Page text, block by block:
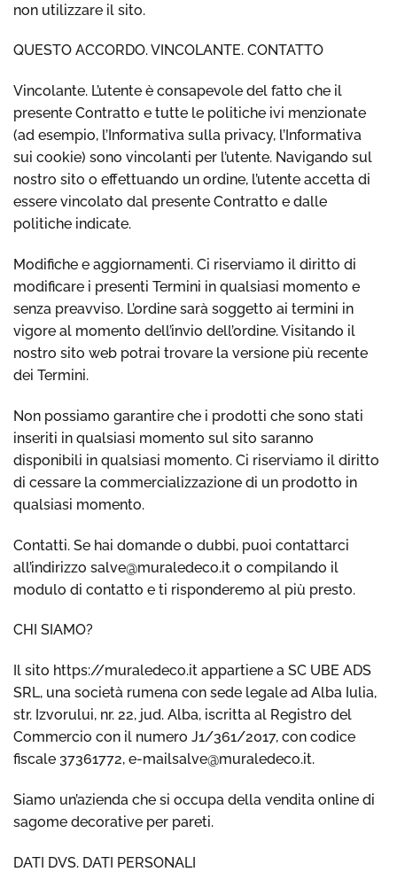
non utilizzare il sito.
QUESTO ACCORDO. VINCOLANTE. CONTATTO
Vincolante. L’utente è consapevole del fatto che il
presente Contratto e tutte le politiche ivi menzionate
(ad esempio, l’Informativa sulla privacy, l’Informativa
sui cookie) sono vincolanti per l’utente. Navigando sul
nostro sito o effettuando un ordine, l’utente accetta di
essere vincolato dal presente Contratto e dalle
politiche indicate.
Modifiche e aggiornamenti. Ci riserviamo il diritto di
modificare i presenti Termini in qualsiasi momento e
senza preavviso. L’ordine sarà soggetto ai termini in
vigore al momento dell’invio dell’ordine. Visitando il
nostro sito web potrai trovare la versione più recente
dei Termini.
Non possiamo garantire che i prodotti che sono stati
inseriti in qualsiasi momento sul sito saranno
disponibili in qualsiasi momento. Ci riserviamo il diritto
di cessare la commercializzazione di un prodotto in
qualsiasi momento.
Contatti. Se hai domande o dubbi, puoi contattarci
all’indirizzo salve@muraledeco.it o compilando il
modulo di contatto e ti risponderemo al più presto.
CHI SIAMO?
Il sito https://muraledeco.it appartiene a SC UBE ADS
SRL, una società rumena con sede legale ad Alba Iulia,
str. Izvorului, nr. 22, jud. Alba, iscritta al Registro del
Commercio con il numero J1/361/2017, con codice
fiscale 37361772, e-mailsalve@muraledeco.it.
Siamo un’azienda che si occupa della vendita online di
sagome decorative per pareti.
DATI DVS. DATI PERSONALI